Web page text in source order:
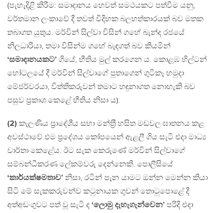
(පැහැදිළි කිරීම: සමාදානය හෙවත් සමථයකට පත්වීම යනු,
වර්තමාන ලංකාවේ දී තවත් විදිහක බලහත්කාරයක් බව මතක
තබාගත යුතුය. මර්වින් සිල්වා විසින් ගහේ බැන්ද රජයේ
නිලධාරියා, තමා විසින්ම ගහේ බැඳගත් බව කියමින්
‘සමාදානයකට’ ගියේ, භීතිය මුල් කරගෙන ය. කොළඹ හිල්ටන්
හෝටලයේ දී මර්වින් සිල්වාගේ පුතාගෙන් ගුටිකෑ හමුදා
මේජර්වරයා, විත්තිකරුවන් තමාට හඳුනාගත නොහැකි බව
පසුව ප‍්‍රකාශ කෙළේ භීතිය නිසා ය).
(2) කැලණිය ප‍්‍රාදේශීය සභා මන්ත‍්‍රී හසිත මඩවල ඝාතනය කළ
අවස්ථාවේ එම ප‍්‍රදේශය කෝපයෙන් ඇළලී ගිය සැටි එදා මාධ්‍ය
වාර්තා කෙළේය. ඊට සැක කෙරුණේ මර්වින් සිල්වාගේ
සම්බන්ධීකරණ ලේකම්වරු දෙන්නෙකි. පොලීසියේ
‘කාර්යක්ෂමතාව’ නිසා, රටින් පැන යාමට ඔන්න මෙන්න කියා
සිටි මේ සැකකරුවන්ව කටුනායක ගුවන් තොටුපොළේ දී
අත්අඩංගුවට පත් වූ සැටි ද ‘ලොමු දැහැගැන්වෙන’ පරිදි එදා